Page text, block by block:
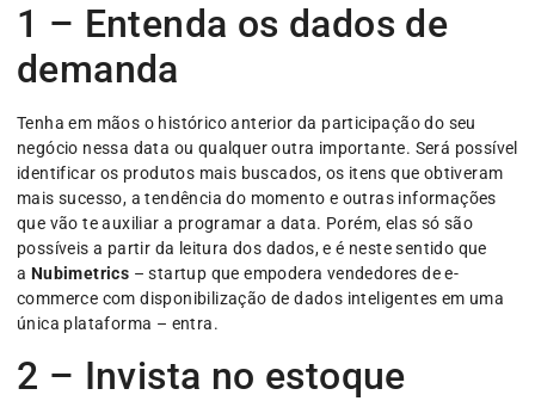
1 – Entenda os dados de
demanda
Tenha em mãos o histórico anterior da participação do seu
negócio nessa data ou qualquer outra importante. Será possível
identificar os produtos mais buscados, os itens que obtiveram
mais sucesso, a tendência do momento e outras informações
que vão te auxiliar a programar a data. Porém, elas só são
possíveis a partir da leitura dos dados, e é neste sentido que
a Nubimetrics – startup que empodera vendedores de e-
commerce com disponibilização de dados inteligentes em uma
única plataforma – entra.
2 – Invista no estoque